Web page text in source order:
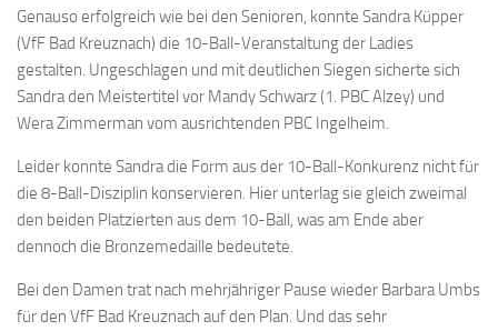
Genauso erfolgreich wie bei den Senioren, konnte Sandra Küpper
(VfF Bad Kreuznach) die 10-Ball-Veranstaltung der Ladies
gestalten. Ungeschlagen und mit deutlichen Siegen sicherte sich
Sandra den Meistertitel vor Mandy Schwarz (1. PBC Alzey) und
Wera Zimmerman vom ausrichtenden PBC Ingelheim.
Leider konnte Sandra die Form aus der 10-Ball-Konkurenz nicht für
die 8-Ball-Disziplin konservieren. Hier unterlag sie gleich zweimal
den beiden Platzierten aus dem 10-Ball, was am Ende aber
dennoch die Bronzemedaille bedeutete.
Bei den Damen trat nach mehrjähriger Pause wieder Barbara Umbs
für den VfF Bad Kreuznach auf den Plan. Und das sehr